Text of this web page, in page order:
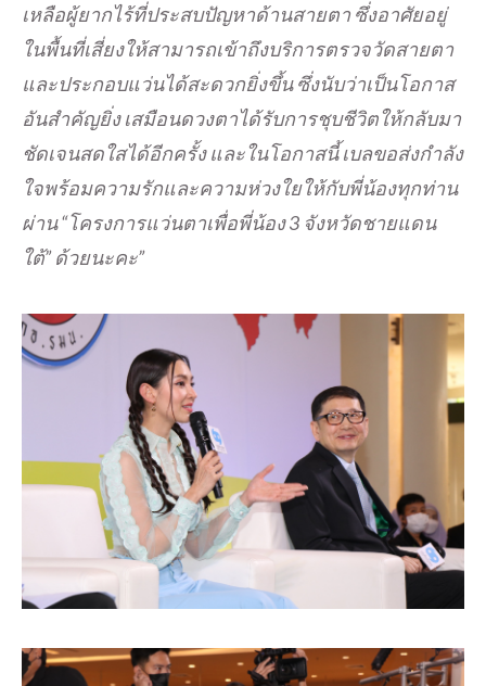
เหลือผู้ยากไร้ที่ประสบปัญหาด้านสายตา ซึ่งอาศัยอยู่
ในพื้นที่เสี่ยงให้สามารถเข้าถึงบริการตรวจวัดสายตา
และประกอบแว่นได้สะดวกยิ่งขึ้น ซึ่งนับว่าเป็นโอกาส
อันสำคัญยิ่ง เสมือนดวงตาได้รับการชุบชีวิตให้กลับมา
ชัดเจนสดใสได้อีกครั้ง และในโอกาสนี้ เบลขอส่งกำลัง
ใจพร้อมความรักและความห่วงใยให้กับพี่น้องทุกท่าน
ผ่าน “โครงการแว่นตาเพื่อพี่น้อง3 จังหวัดชายแดน
ใต้”ด้วยนะคะ”